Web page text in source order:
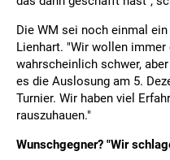
Die WM sei noch einmal
Lienhart. "Wir wollen
wahrscheinlich schwer,
es die Auslosung am 5.
Turnier. Wir haben viel
rauszuhauen."
Wunschgegner? "Wir